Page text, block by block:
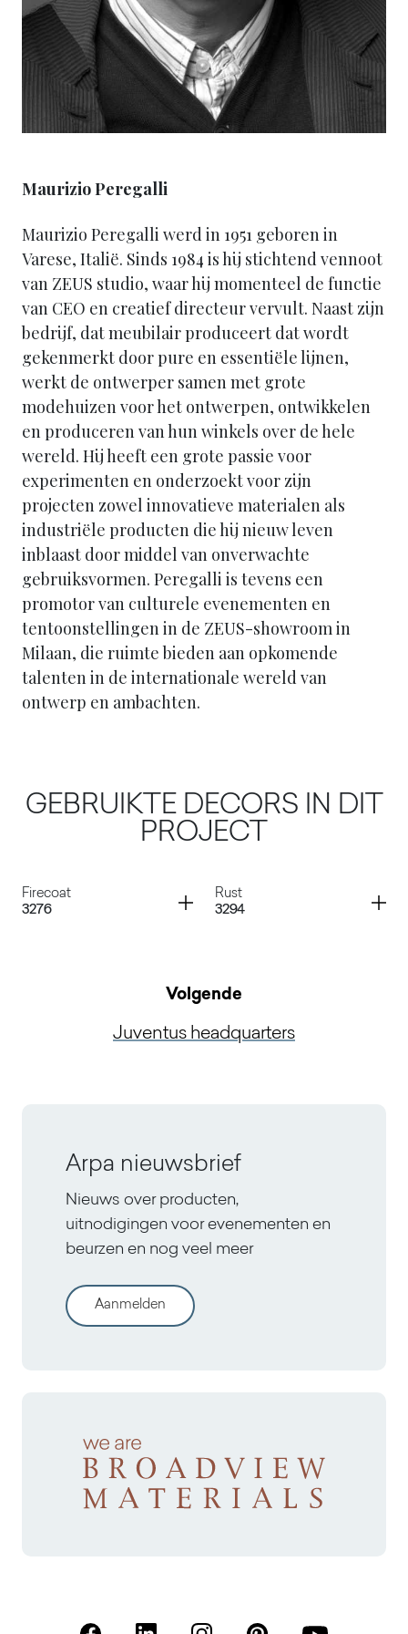
Maurizio Peregalli
Maurizio Peregalli werd in 1951 geboren in
Varese, Italië. Sinds 1984 is hij stichtend vennoot
van ZEUS studio, waar hij momenteel de functie
van CEO en creatief directeur vervult. Naast zijn
bedrijf, dat meubilair produceert dat wordt
gekenmerkt door pure en essentiële lijnen,
werkt de ontwerper samen met grote
modehuizen voor het ontwerpen, ontwikkelen
en produceren van hun winkels over de hele
wereld. Hij heeft een grote passie voor
experimenten en onderzoekt voor zijn
projecten zowel innovatieve materialen als
industriële producten die hij nieuw leven
inblaast door middel van onverwachte
gebruiksvormen. Peregalli is tevens een
promotor van culturele evenementen en
tentoonstellingen in de ZEUS-showroom in
Milaan, die ruimte bieden aan opkomende
talenten in de internationale wereld van
ontwerp en ambachten.
GEBRUIKTE DECORS IN DIT
PROJECT
Firecoat
3276
Container
Rust
3294
Container
Volgende
Juventus headquarters
Arpa nieuwsbrief
Nieuws over producten,
uitnodigingen voor evenementen en
beurzen en nog veel meer
Aanmelden